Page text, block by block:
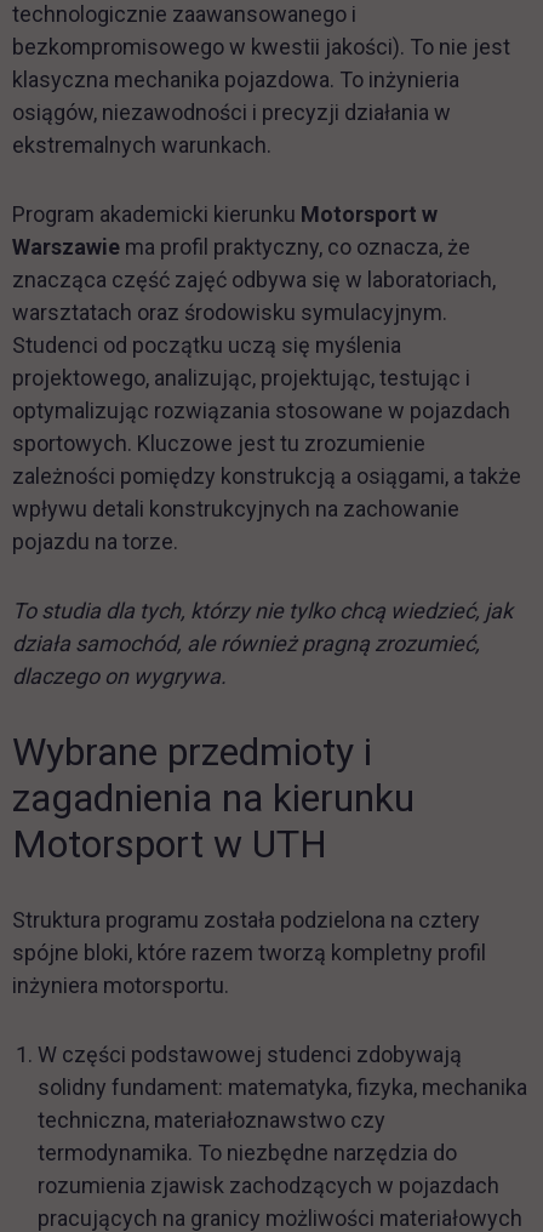
technologicznie zaawansowanego i
bezkompromisowego w kwestii jakości). To nie jest
klasyczna mechanika pojazdowa. To inżynieria
osiągów, niezawodności i precyzji działania w
ekstremalnych warunkach.
Program akademicki kierunku Motorsport w
Warszawie ma profil praktyczny, co oznacza, że
znacząca część zajęć odbywa się w laboratoriach,
warsztatach oraz środowisku symulacyjnym.
Studenci od początku uczą się myślenia
projektowego, analizując, projektując, testując i
optymalizując rozwiązania stosowane w pojazdach
sportowych. Kluczowe jest tu zrozumienie
zależności pomiędzy konstrukcją a osiągami, a także
wpływu detali konstrukcyjnych na zachowanie
pojazdu na torze.
To studia dla tych, którzy nie tylko chcą wiedzieć, jak
działa samochód, ale również pragną zrozumieć,
dlaczego on wygrywa.
Wybrane przedmioty i
zagadnienia na kierunku
Motorsport w UTH
Struktura programu została podzielona na cztery
spójne bloki, które razem tworzą kompletny profil
inżyniera motorsportu.
W części podstawowej studenci zdobywają
solidny fundament: matematyka, fizyka, mechanika
techniczna, materiałoznawstwo czy
termodynamika. To niezbędne narzędzia do
rozumienia zjawisk zachodzących w pojazdach
pracujących na granicy możliwości materiałowych